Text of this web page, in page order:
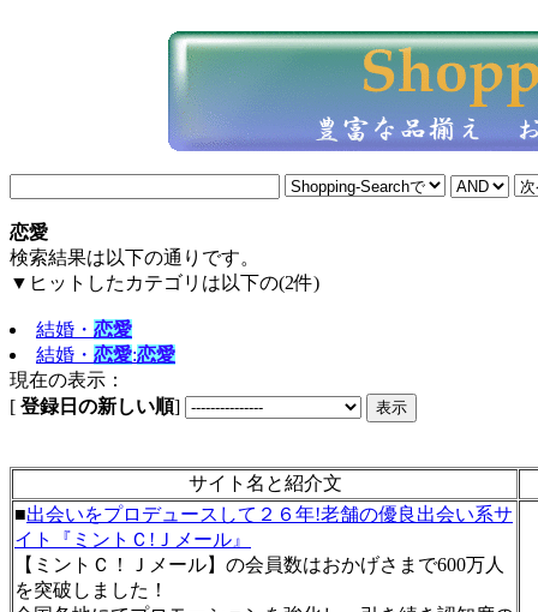
恋愛
検索結果は以下の通りです。
▼ヒットしたカテゴリは以下の(2件)
結婚・ 恋愛
結婚・ 恋愛:恋愛
現在の表示：
[ 登録日の新しい順]
サイト名と紹介文
■出会いをプロデュースして２６年!老舗の優良出会い系サ
イト『ミントＣ!Ｊメール』
【ミントＣ！Ｊメール】の会員数はおかげさまで600万人
を突破しました！